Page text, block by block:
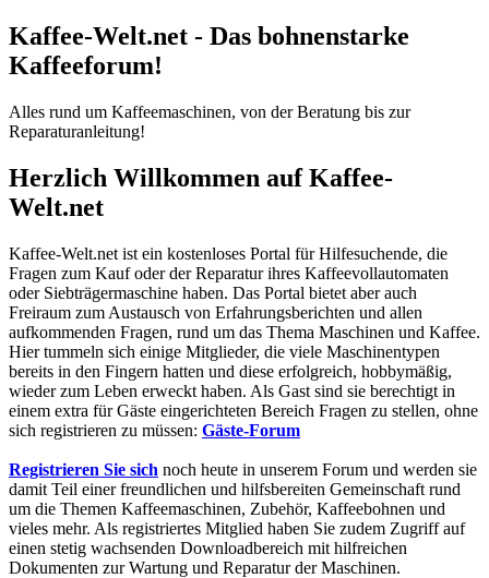
Kaffee-Welt.net - Das bohnenstarke
Kaffeeforum!
Alles rund um Kaffeemaschinen, von der Beratung bis zur
Reparaturanleitung!
Herzlich Willkommen auf Kaffee-
Welt.net
Kaffee-Welt.net ist ein kostenloses Portal für Hilfesuchende, die
Fragen zum Kauf oder der Reparatur ihres Kaffeevollautomaten
oder Siebträgermaschine haben. Das Portal bietet aber auch
Freiraum zum Austausch von Erfahrungsberichten und allen
aufkommenden Fragen, rund um das Thema Maschinen und Kaffee.
Hier tummeln sich einige Mitglieder, die viele Maschinentypen
bereits in den Fingern hatten und diese erfolgreich, hobbymäßig,
wieder zum Leben erweckt haben. Als Gast sind sie berechtigt in
einem extra für Gäste eingerichteten Bereich Fragen zu stellen, ohne
sich registrieren zu müssen: Gäste-Forum
Registrieren Sie sich noch heute in unserem Forum und werden sie
damit Teil einer freundlichen und hilfsbereiten Gemeinschaft rund
um die Themen Kaffeemaschinen, Zubehör, Kaffeebohnen und
vieles mehr. Als registriertes Mitglied haben Sie zudem Zugriff auf
einen stetig wachsenden Downloadbereich mit hilfreichen
Dokumenten zur Wartung und Reparatur der Maschinen.